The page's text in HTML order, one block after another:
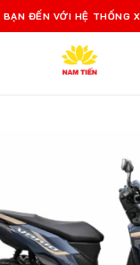
BẠN ĐẾN VỚI HỆ THỐNG